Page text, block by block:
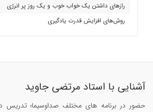
رازهای داشتن یک خواب خوب و یک روز پر انرژی
روش‌های افزایش قدرت یادگیری
آشنایی با استاد مرتضی جاوید
حضور در برنامه های مختلف صداوسیما؛ تدریس